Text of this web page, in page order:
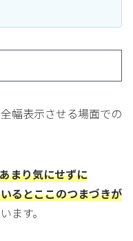
幅表示させる場面での
まり気にせずに
るとここのつまづきが
ます。